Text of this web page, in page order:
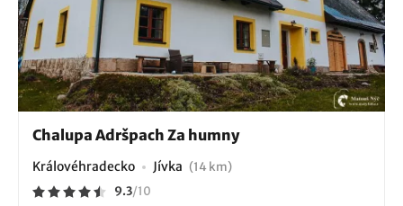
Chalupa Adršpach Za humny
Královéhradecko Jívka (14 km)
9.3/10